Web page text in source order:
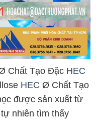
Chất Tạo Đặc HEC
HEC Ø Chất Tạo
được sản xuất từ
nhiên tìm thấy